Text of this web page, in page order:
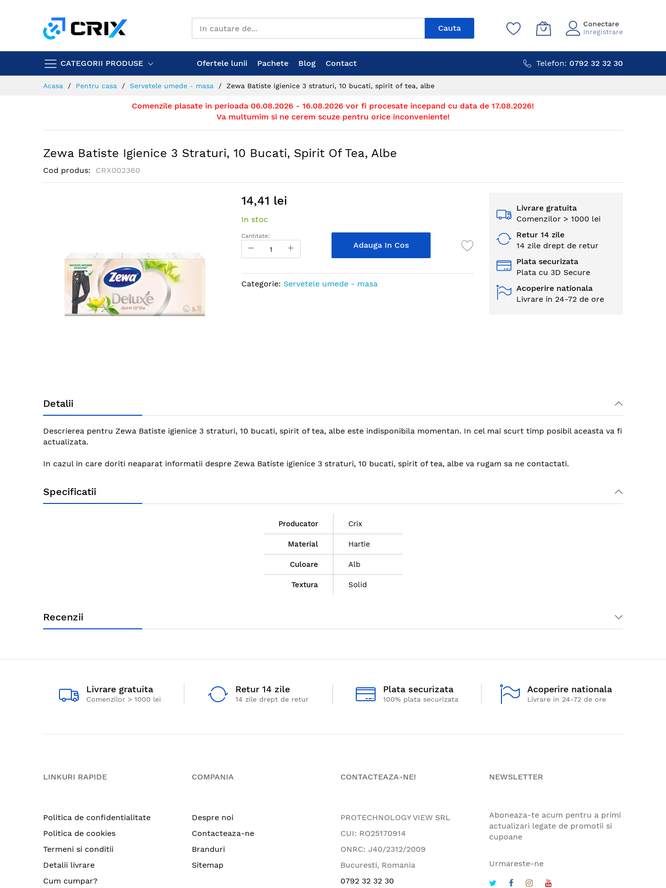
CATEGORII PRODUSE
Cauta
Conectare
Inregistrare
Ofertele lunii Pachete Blog Contact Telefon: 0792 32 32 30
Acasa Pentru casa Servetele umede - masa Zewa Batiste igienice 3 straturi, 10 bucati, spirit of tea, albe
Comenzile plasate in perioada 06.08.2026 - 16.08.2026 vor fi procesate incepand cu data de 17.08.2026!
Va multumim si ne cerem scuze pentru orice inconveniente!
Zewa Batiste Igienice 3 Straturi, 10 Bucati, Spirit Of Tea, Albe
Cod produs CRX002360
the
beginning
the
images
14,41 lei
In stoc
Cantitate:
Adauga In Cos
Categorie: Servetele umede - masa
Livrare gratuita
Comenzilor > 1000 lei
Retur 14 zile
14 zile drept de retur
Plata securizata
Plata cu 3D Secure
Acoperire nationala
Livrare in 24-72 de ore
Detalii
Descrierea pentru Zewa Batiste igienice 3 straturi, 10 bucati, spirit of tea, albe este indisponibila momentan. In cel mai scurt timp posibil aceasta va fi
actualizata.
In cazul in care doriti neaparat informatii despre Zewa Batiste igienice 3 straturi, 10 bucati, spirit of tea, albe va rugam sa ne contactati.
Specificatii
Producator Crix
Material Hartie
Culoare Alb
Textura Solid
Recenzii
Livrare gratuita
Comenzilor > 1000 lei
Retur 14 zile
14 zile drept de retur
Plata securizata
100% plata securizata
Acoperire nationala
Livrare in 24-72 de ore
LINKURI RAPIDE
Politica de confidentialitate
Politica de cookies
Termeni si conditii
Detalii livrare
Cum cumpar?
COMPANIA
Despre noi
Contacteaza-ne
Branduri
Sitemap
CONTACTEAZA-NE!
PROTECHNOLOGY VIEW SRL
CUI: RO25170914
ONRC: J40/2312/2009
Bucuresti, Romania
0792 32 32 30
NEWSLETTER
Aboneaza-te acum pentru a primi
actualizari legate de promotii si
cupoane
Urmareste-ne